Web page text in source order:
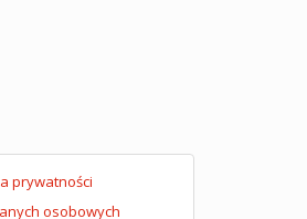
prywatności
osobowych